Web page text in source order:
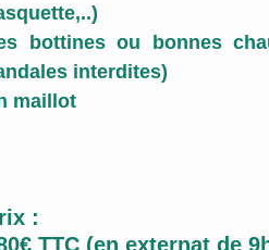
bottines ou bonnes
interdites)
maillot
:
TTC (en externat de